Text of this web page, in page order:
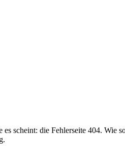
scheint: die Fehlerseite 404. Wie